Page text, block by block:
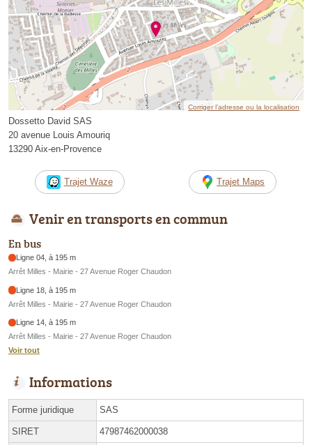
Corriger l’adresse ou la localisation
Dossetto David SAS
20 avenue Louis Amouriq
13290 Aix-en-Provence
Trajet Waze Trajet Maps
Venir en transports en commun
En bus
Ligne 04, à 195 m
Arrêt Milles - Mairie - 27 Avenue Roger Chaudon
Ligne 18, à 195 m
Arrêt Milles - Mairie - 27 Avenue Roger Chaudon
Ligne 14, à 195 m
Arrêt Milles - Mairie - 27 Avenue Roger Chaudon
Voir tout
Informations
Forme juridique SAS
SIRET 47987462000038